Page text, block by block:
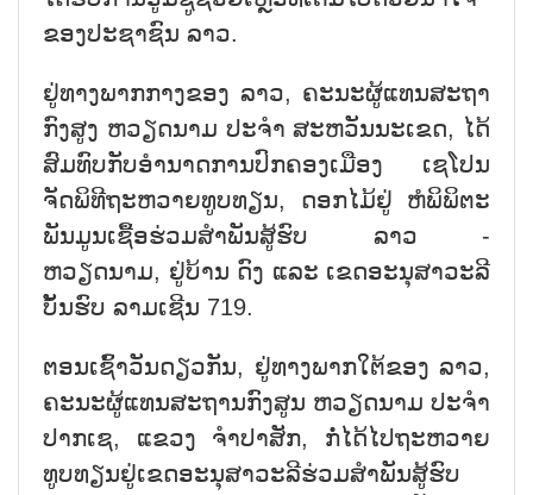
ຂອງປະຊາຊົນ ລາວ.
ຢູ່ທາງພາກກາງຂອງ ລາວ, ຄະນະຜູ້ແທນສະຖາ
ກົງສູງ ຫວຽດນາມ ປະຈຳ ສະຫວັນນະເຂດ, ໄດ້
ສົມທົບກັບອຳນາດການປົກຄອງເມືອງ ເຊໂປນ
ຈັດພິທີຖະຫວາຍທູບທຽນ, ດອກໄມ້ຢູ່ ຫໍພິພິຕະ
ພັນມູນເຊື້ອຮ່ວມສຳພັນສູ້ຮົບ ລາວ -
ຫວຽດນາມ, ຢູ່ບ້ານ ດົງ ແລະ ເຂດອະນຸສາວະລີ
ບັ້ນຮົບ ລາມເຊີນ 719.
ຕອນເຊົ້າວັນດຽວກັນ, ຢູ່ທາງພາກໃຕ້ຂອງ ລາວ,
ຄະນະຜູ້ແທນສະຖານກົງສູນ ຫວຽດນາມ ປະຈຳ
ປາກເຊ, ແຂວງ ຈຳປາສັກ, ກໍ່ໄດ້ໄປຖະຫວາຍ
ທູບທຽນຢູ່ເຂດອະນຸສາວະລີຮ່ວມສຳພັນສູ້ຮົບ